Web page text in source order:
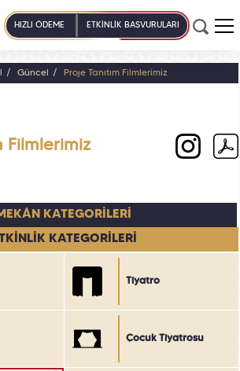
HIZLI ÖDEME ETKİNLİK BAŞVURULARI
Güncel Proje Tanıtım Filmlerimiz
Filmlerimiz
KATEGORİLERİ
KATEGORİLERİ
Tiyatro
Çocuk Tiyatrosu